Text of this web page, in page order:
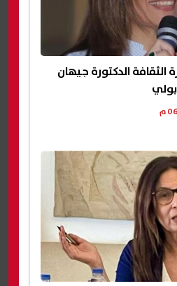
الثقافة الدكتورة جيهان